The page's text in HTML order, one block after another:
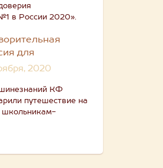
в России 2020».
для
от КФ
2020
КФ
путешествие на
школьникам-